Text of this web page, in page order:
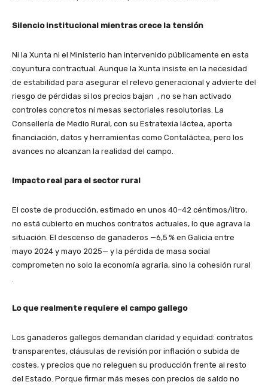
Silencio institucional mientras crece la tensión
Ni la Xunta ni el Ministerio han intervenido públicamente en esta
coyuntura contractual. Aunque la Xunta insiste en la necesidad
de estabilidad para asegurar el relevo generacional y advierte del
riesgo de pérdidas si los precios bajan , no se han activado
controles concretos ni mesas sectoriales resolutorias. La
Consellería de Medio Rural, con su Estratexia láctea, aporta
financiación, datos y herramientas como Contaláctea, pero los
avances no alcanzan la realidad del campo.
Impacto real para el sector rural
El coste de producción, estimado en unos 40–42 céntimos/litro,
no está cubierto en muchos contratos actuales, lo que agrava la
situación. El descenso de ganaderos —6,5 % en Galicia entre
mayo 2024 y mayo 2025— y la pérdida de masa social
comprometen no solo la economía agraria, sino la cohesión rural
.
Lo que realmente requiere el campo gallego
Los ganaderos gallegos demandan claridad y equidad: contratos
transparentes, cláusulas de revisión por inflación o subida de
costes, y precios que no releguen su producción frente al resto
del Estado. Porque firmar más meses con precios de saldo no